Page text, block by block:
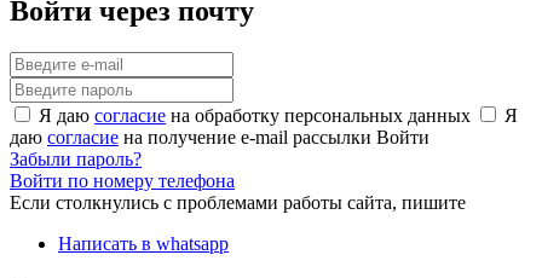
Войти через почту
Я даю согласие на обработку персональных данных
Я
даю согласие на получение e-mail рассылки Войти
Забыли пароль?
Войти по номеру телефона
Если столкнулись с проблемами работы сайта, пишите
Написать в whatsapp